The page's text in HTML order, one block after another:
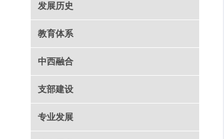
发展历史
教育体系
中西融合
支部建设
专业发展